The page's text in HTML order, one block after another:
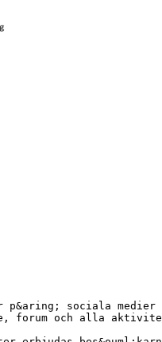
p&aring; sociala
forum och alla